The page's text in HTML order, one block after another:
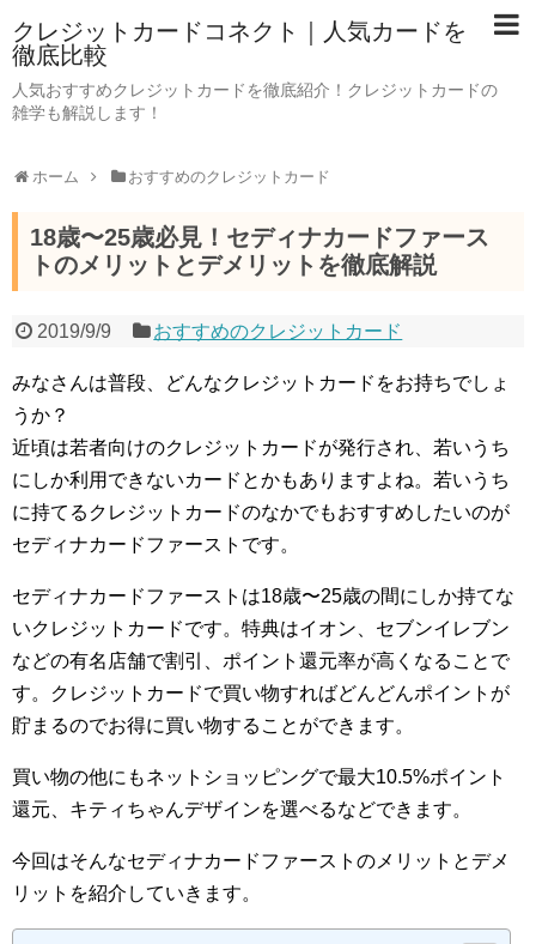
クレジットカードコネクト｜人気カードを
徹底比較
人気おすすめクレジットカードを徹底紹介！クレジットカードの
雑学も解説します！
ホーム おすすめのクレジットカード
18歳〜25歳必見！セディナカードファース
トのメリットとデメリットを徹底解説
2019/9/9 おすすめのクレジットカード
みなさんは普段、どんなクレジットカードをお持ちでしょ
うか？
近頃は若者向けのクレジットカードが発行され、若いうち
にしか利用できないカードとかもありますよね。若いうち
に持てるクレジットカードのなかでもおすすめしたいのが
セディナカードファーストです。
セディナカードファーストは18歳〜25歳の間にしか持てな
いクレジットカードです。特典はイオン、セブンイレブン
などの有名店舗で割引、ポイント還元率が高くなることで
す。クレジットカードで買い物すればどんどんポイントが
貯まるのでお得に買い物することができます。
買い物の他にもネットショッピングで最大10.5%ポイント
還元、キティちゃんデザインを選べるなどできます。
今回はそんなセディナカードファーストのメリットとデメ
リットを紹介していきます。